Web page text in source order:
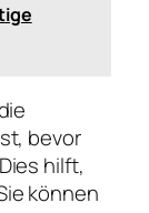
bevor
hilft,
können